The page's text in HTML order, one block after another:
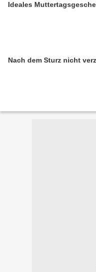
Ideales
Nach dem Sturz nicht